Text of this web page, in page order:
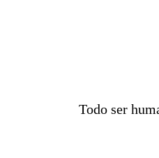
Todo ser